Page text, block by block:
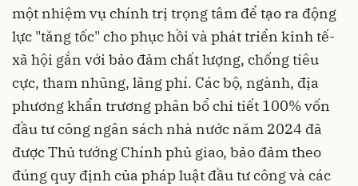
một nhiệm vụ chính trị trọng tâm để tạo ra động
lực "tăng tốc" cho phục hồi và phát triển kinh tế-
xã hội gắn với bảo đảm chất lượng, chống tiêu
cực, tham nhũng, lãng phí. Các bộ, ngành, địa
phương khẩn trương phân bổ chi tiết 100% vốn
đầu tư công ngân sách nhà nước năm 2024 đã
được Thủ tướng Chính phủ giao, bảo đảm theo
đúng quy định của pháp luật đầu tư công và các